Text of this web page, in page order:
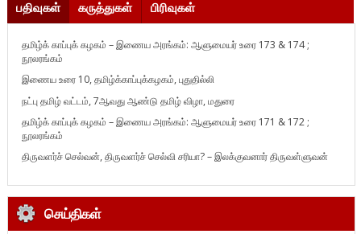
பதிவுகள் கருத்துகள் பிரிவுகள்
தமிழ்க் காப்புக் கழகம் – இணைய அரங்கம்: ஆளுமையர் உரை 173 & 174 ;
நூலரங்கம்
இணைய உரை 10, தமிழ்க்காப்புக்கழகம், புதுதில்லி
நட்பு தமிழ் வட்டம், 7ஆவது ஆண்டு தமிழ் விழா, மதுரை
தமிழ்க் காப்புக் கழகம் – இணைய அரங்கம்: ஆளுமையர் உரை 171 & 172 ;
நூலரங்கம்
திருவளர்ச் செல்வன், திருவளர்ச் செல்வி சரியா? – இலக்குவனார் திருவள்ளுவன்
செய்திகள்